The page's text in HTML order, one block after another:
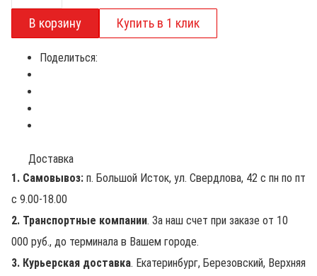
Поделиться:
Доставка
1. Самовывоз: п. Большой Исток, ул. Свердлова, 42 с пн по пт
с 9.00-18.00
2. Транспортные компании. За наш счет при заказе от 10
000 руб., до терминала в Вашем городе.
3. Курьерская доставка. Екатеринбург, Березовский, Верхняя